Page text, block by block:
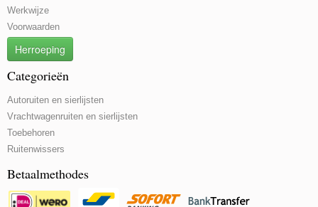
Werkwijze
Voorwaarden
Herroeping
Categorieën
Autoruiten en sierlijsten
Vrachtwagenruiten en sierlijsten
Toebehoren
Ruitenwissers
Betaalmethodes